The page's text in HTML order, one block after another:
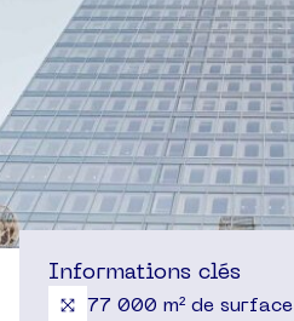
Informations clés
77 000 m² de surface